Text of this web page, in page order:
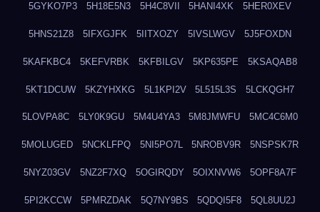
5GYKO7P3 5H18E5N3 5H4C8VII 5HANI4XK 5HER0XEV
5HNS21Z8 5IFXGJFK 5IITXOZY 5IVSLWGV 5J5FOXDN
5KAFKBC4 5KEFVRBK 5KFBILGV 5KP635PE 5KSAQAB8
5KT1DCUW 5KZYHXKG 5L1KPI2V 5L515L3S 5LCKQGH7
5LOVPA8C 5LY0K9GU 5M4U4YA3 5M8JMWFU 5MC4C6M0
5MOLUGED 5NCKLFPQ 5NI5PO7L 5NROBV9R 5NSPSK7R
5NYZ03GV 5NZ2F7XQ 5OGIRQDY 5OIXNVW6 5OPF8A7F
5PI2KCCW 5PMRZDAK 5Q7NY9BS 5QDQI5F8 5QL8UU2J